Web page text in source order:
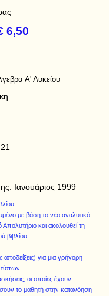
6,50
Α' Λυκείου
Ιανουάριος 1999
με βάση το νέο αναλυτικό
και ακολουθεί τη
βιβλίου.
για μια γρήγορη
οι οποίες έχουν
το μαθητή στην κατανόηση